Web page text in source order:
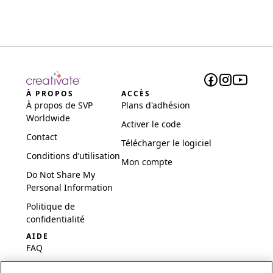
À PROPOS
À propos de SVP
Worldwide
Contact
Conditions d’utilisation
Do Not Share My
Personal Information
Politique de
confidentialité
ACCÈS
Plans d'adhésion
Activer le code
Télécharger le logiciel
Mon compte
AIDE
FAQ